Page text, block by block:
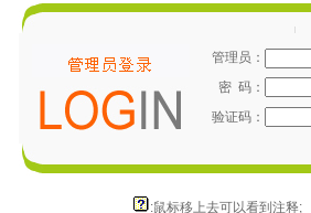
管理员：
密 码：
验证码：
:鼠标移上去可以看到注